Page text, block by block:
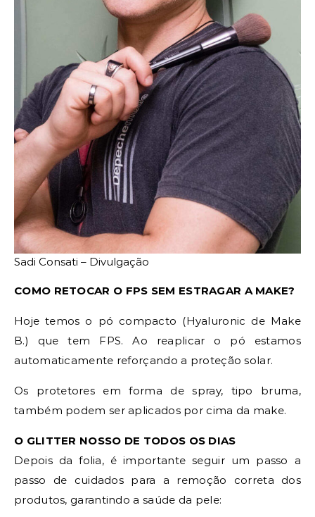
Sadi Consati – Divulgação
COMO RETOCAR O FPS SEM ESTRAGAR A MAKE?
Hoje temos o pó compacto (Hyaluronic de Make
B.) que tem FPS. Ao reaplicar o pó estamos
automaticamente reforçando a proteção solar.
Os protetores em forma de spray, tipo bruma,
também podem ser aplicados por cima da make.
O GLITTER NOSSO DE TODOS OS DIAS
Depois da folia, é importante seguir um passo a
passo de cuidados para a remoção correta dos
produtos, garantindo a saúde da pele: